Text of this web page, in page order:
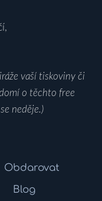
vaší tiskoviny či
o těchto free
neděje.)
Obdarovat
Blog